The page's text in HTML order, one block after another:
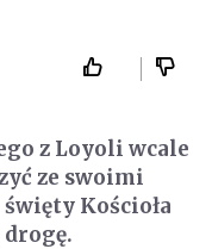
z Loyoli wcale
ze swoimi
Kościoła